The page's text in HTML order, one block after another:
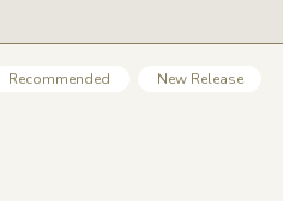
Recommended New Release